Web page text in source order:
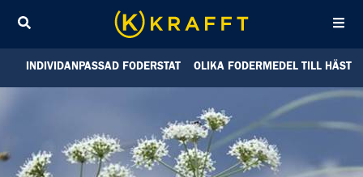
INDIVIDANPASSAD FODERSTAT OLIKA FODERMEDEL TILL HÄST